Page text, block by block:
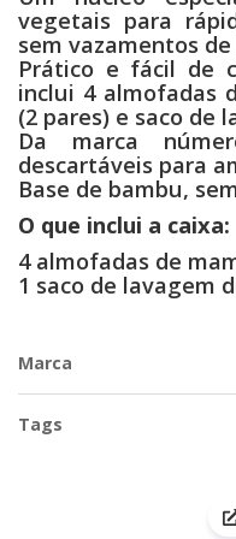
vegetais para
sem vazamentos
Prático e fácil de
inclui 4 almofadas
(2 pares) e saco de
Da marca
descartáveis ​​para
Base de bambu,
O que inclui a caixa:
4 almofadas de
1 saco de lavagem
Marca
Tags